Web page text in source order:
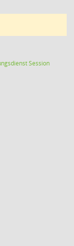
Session(Wird in